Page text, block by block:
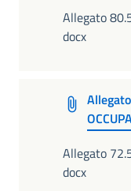
Allegato
docx
Allegato
docx